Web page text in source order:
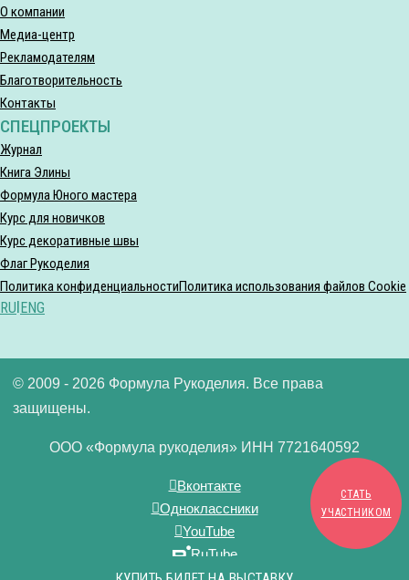
О компании
Медиа-центр
Рекламодателям
Благотворительность
Контакты
СПЕЦПРОЕКТЫ
Журнал
Книга Элины
Формула Юного мастера
Курс для новичков
Курс декоративные швы
Флаг Рукоделия
СТАТЬ
УЧАСТНИКОМ
Политика конфиденциальностиПолитика использования файлов Cookie
RU ENG
© 2009 - 2026 Формула Рукоделия. Все права
защищены.
ООО «Формула рукоделия» ИНН 7721640592
Вконтакте
Одноклассники
YouTube
RuTube
Дзен